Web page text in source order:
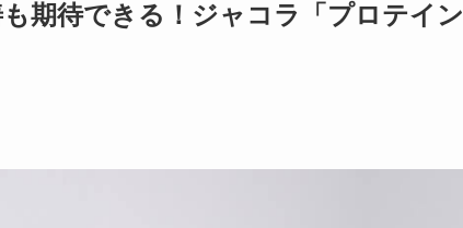
期待できる！ジャコラ「プロテイン